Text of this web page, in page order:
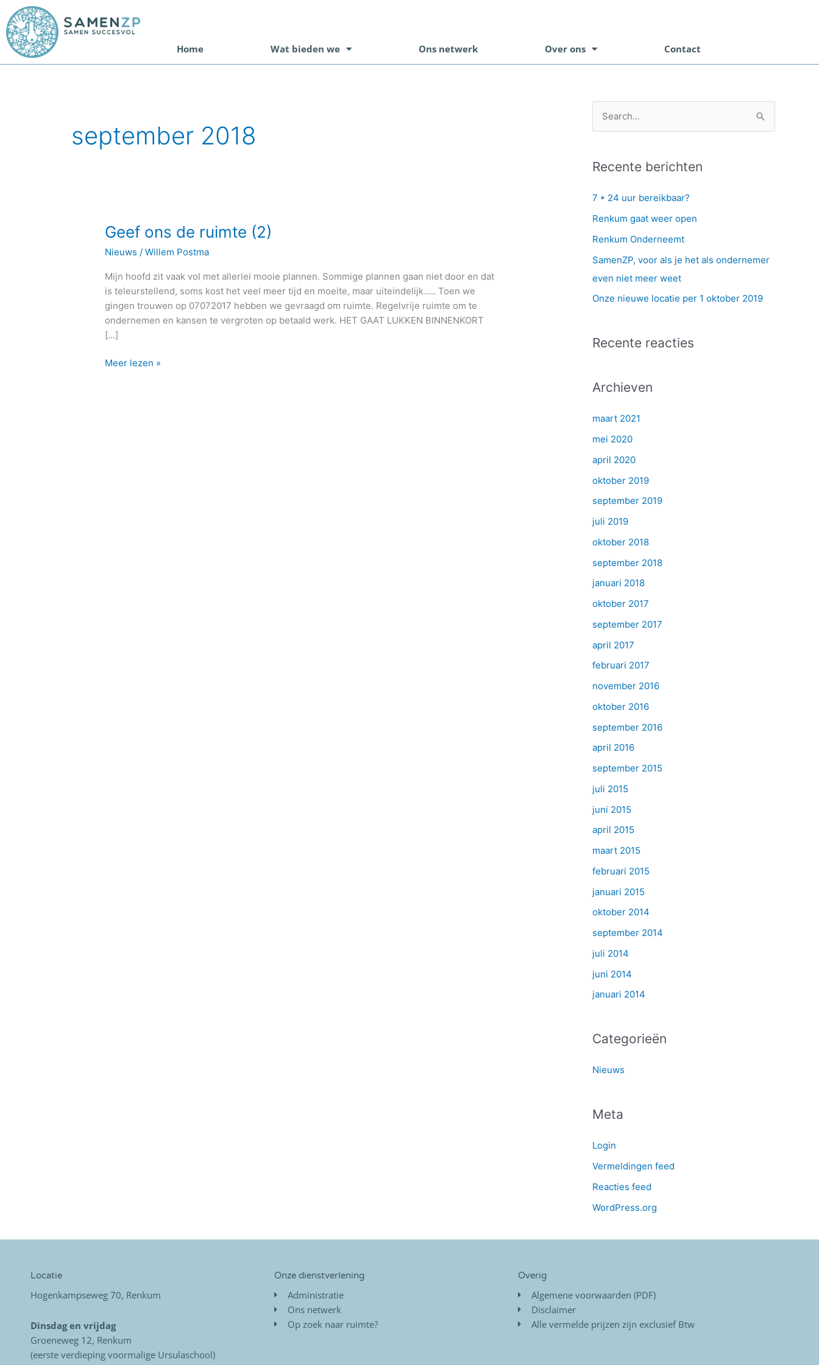
naar
de
inhoud
Home Wat bieden we Ons netwerk Over ons Contact
september 2018
Geef ons de ruimte (2)
Nieuws /Willem Postma
Mijn hoofd zit vaak vol met allerlei mooie plannen. Sommige plannen gaan niet door en dat
is teleurstellend, soms kost het veel meer tijd en moeite, maar uiteindelijk….. Toen we
gingen trouwen op 07072017 hebben we gevraagd om ruimte. Regelvrije ruimte om te
ondernemen en kansen te vergroten op betaald werk. HET GAAT LUKKEN BINNENKORT
[…]
Geef
de
ruimte
(2)
Meer lezen »
k
n
:
Recente berichten
7 * 24 uur bereikbaar?
Renkum gaat weer open
Renkum Onderneemt
SamenZP, voor als je het als ondernemer
even niet meer weet
Onze nieuwe locatie per 1 oktober 2019
Recente reacties
Archieven
maart 2021
mei 2020
april 2020
oktober 2019
september 2019
juli 2019
oktober 2018
september 2018
januari 2018
oktober 2017
september 2017
april 2017
februari 2017
november 2016
oktober 2016
september 2016
april 2016
september 2015
juli 2015
juni 2015
april 2015
maart 2015
februari 2015
januari 2015
oktober 2014
september 2014
juli 2014
juni 2014
januari 2014
Categorieën
Nieuws
Meta
Login
Vermeldingen feed
Reacties feed
WordPress.org
Locatie
Hogenkampseweg 70, Renkum
Dinsdag en vrijdag
Groeneweg 12, Renkum
(eerste verdieping voormalige Ursulaschool)
Onze dienstverlening
Administratie
Ons netwerk
Op zoek naar ruimte?
Overig
Algemene voorwaarden (PDF)
Disclaimer
Alle vermelde prijzen zijn exclusief Btw